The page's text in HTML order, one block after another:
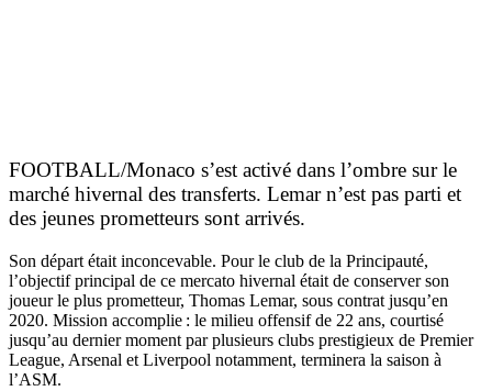
FOOTBALL/Monaco s’est activé dans l’ombre sur le
marché hivernal des transferts. Lemar n’est pas parti et
des jeunes prometteurs sont arrivés.
Son départ était inconcevable. Pour le club de la Principauté,
l’objectif principal de ce mercato hivernal était de conserver son
joueur le plus prometteur, Thomas Lemar, sous contrat jusqu’en
2020. Mission accomplie : le milieu offensif de 22 ans, courtisé
jusqu’au dernier moment par plusieurs clubs prestigieux de Premier
League, Arsenal et Liverpool notamment, terminera la saison à
l’ASM.